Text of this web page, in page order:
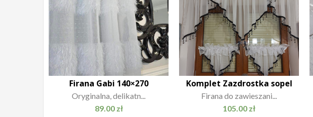
Firana Gabi 140×270
Oryginalna, delikatn...
89.00 zł
Komplet Zazdrostka sopel
Firana do zawieszani...
105.00 zł